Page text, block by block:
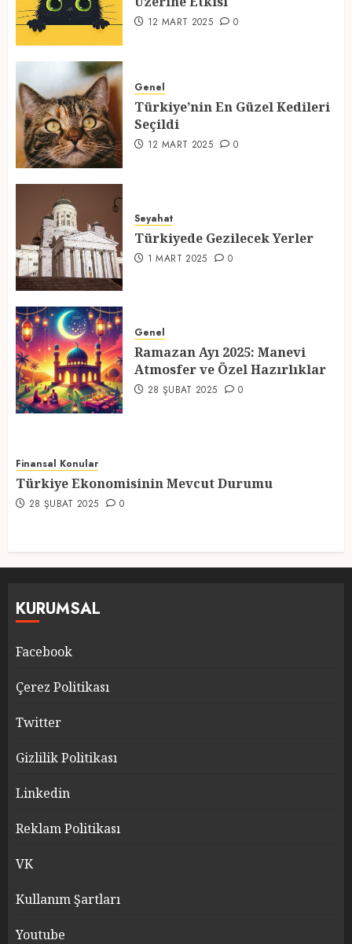
2
3
Seçildi
12 MART 2025 0
4
1 MART 2025
5
Atmosfer ve Özel Hazırlıklar
28 ŞUBAT 2025 0
12 MART 2025 0
Genel
Türkiye’nin En Güzel Kedileri
Seçildi
12 MART 2025 0
Seyahat
Türkiyede Gezilecek Yerler
1 MART 2025 0
Genel
Ramazan Ayı 2025: Manevi
Atmosfer ve Özel Hazırlıklar
28 ŞUBAT 2025 0
Finansal Konular
Türkiye Ekonomisinin Mevcut Durumu
28 ŞUBAT 2025 0
KURUMSAL
Facebook
Çerez Politikası
Twitter
Gizlilik Politikası
Linkedin
Reklam Politikası
VK
Kullanım Şartları
Youtube